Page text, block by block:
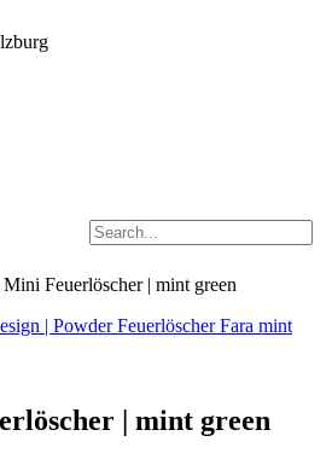
Feuerlöscher | mint green
| mint green